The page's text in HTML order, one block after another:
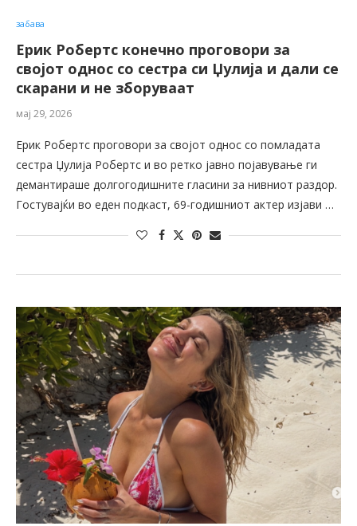
забава
Ерик Робертс конечно проговори за
својот однос со сестра си Џулија и дали се
скарани и не зборуваат
мај 29, 2026
Ерик Робертс проговори за својот однос со помладата
сестра Џулија Робертс и во ретко јавно појавување ги
демантираше долгогодишните гласини за нивниот раздор.
Гостувајќи во еден подкаст, 69-годишниот актер изјави …